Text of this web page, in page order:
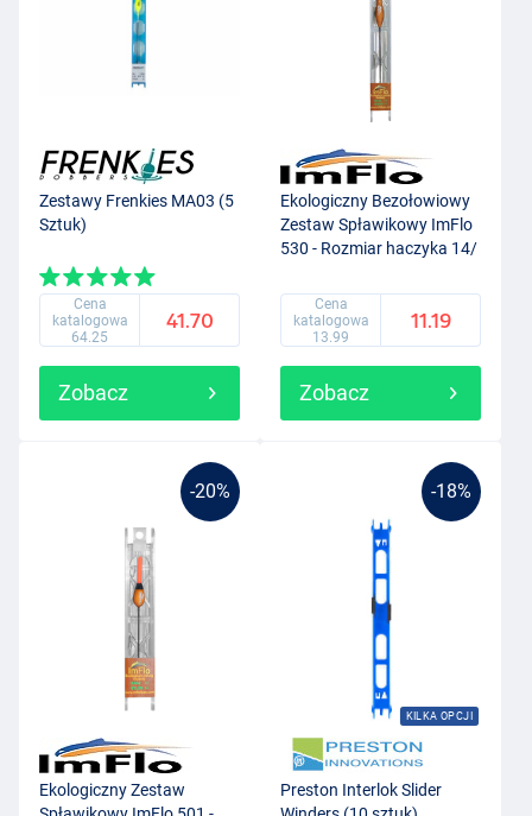
Zestawy Frenkies MA03 (5
Sztuk)
Cena
katalogowa
64.25
41.70
Zobacz
Ekologiczny Bezołowiowy
Zestaw Spławikowy ImFlo
530 - Rozmiar haczyka 14/
(0.75g)
Cena
katalogowa
13.99
11.19
Zobacz
-20%
Ekologiczny Zestaw
-18%
KILKA OPCJI
Preston Interlok Slider